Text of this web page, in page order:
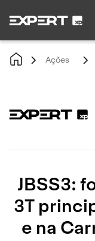
Ações
JBSS3:
3T
e na